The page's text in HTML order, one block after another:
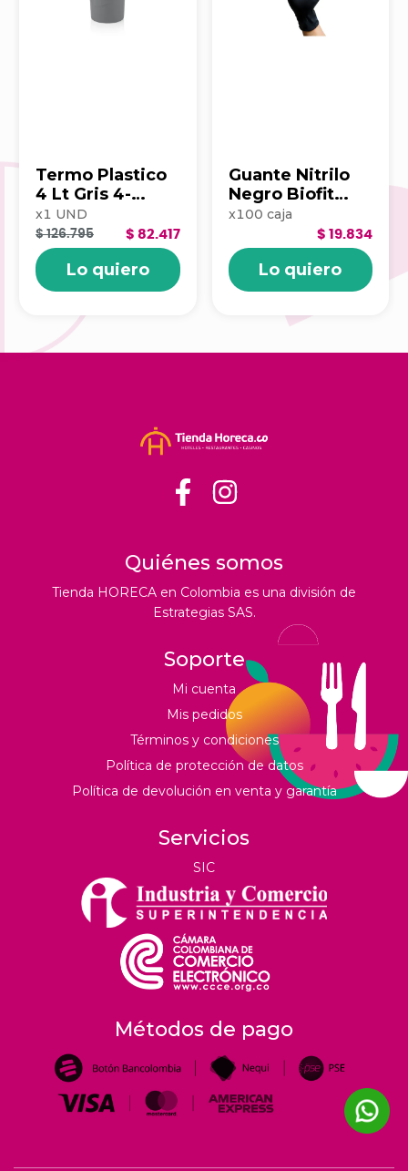
Termo Plastico
4 Lt Gris 4-
1047797
x1 UND
$ 82.417
$ 126.795
Lo quiero
Guante Nitrilo
Negro Biofit
Talla M X100
Unds 3011151
x100 caja
$ 19.834
Lo quiero
Quiénes somos
Tienda HORECA en Colombia es una división de
Estrategias SAS.
Soporte
Mi cuenta
Mis pedidos
Términos y condiciones
Política de protección de datos
Política de devolución en venta y garantía
Servicios
SIC
Métodos de pago